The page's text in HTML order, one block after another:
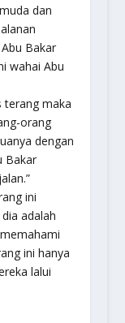
dan
Bakar
wahai Abu
terang maka
orang
dengan
Bakar
ini
adalah
ini hanya
lalui